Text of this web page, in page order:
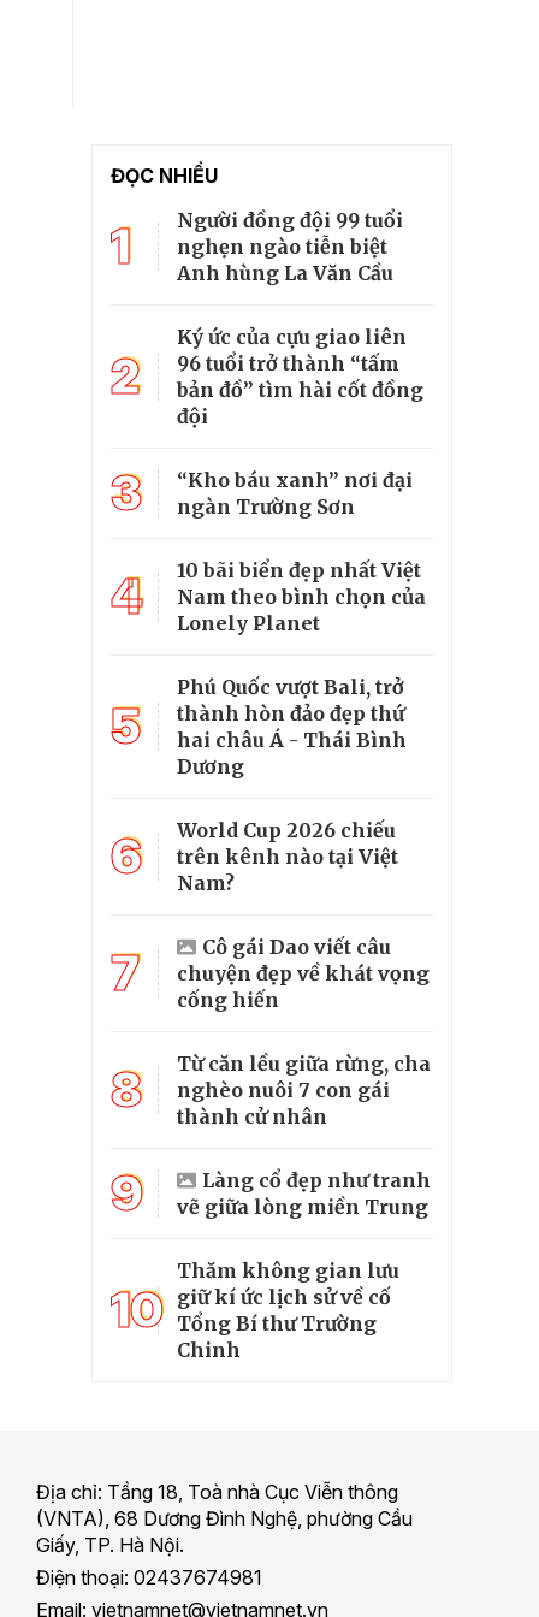
ĐỌC NHIỀU
1
Người đồng đội 99 tuổi
nghẹn ngào tiễn biệt
Anh hùng La Văn Cầu
2
Ký ức của cựu giao liên
96 tuổi trở thành “tấm
bản đồ” tìm hài cốt đồng
đội
3
“Kho báu xanh” nơi đại
ngàn Trường Sơn
4
10 bãi biển đẹp nhất Việt
Nam theo bình chọn của
Lonely Planet
5
Phú Quốc vượt Bali, trở
thành hòn đảo đẹp thứ
hai châu Á - Thái Bình
Dương
6
World Cup 2026 chiếu
trên kênh nào tại Việt
Nam?
7
Cô gái Dao viết câu
chuyện đẹp về khát vọng
cống hiến
8
Từ căn lều giữa rừng, cha
nghèo nuôi 7 con gái
thành cử nhân
9
Làng cổ đẹp như tranh
vẽ giữa lòng miền Trung
10
Thăm không gian lưu
giữ kí ức lịch sử về cố
Tổng Bí thư Trường
Chinh
Địa chỉ: Tầng 18, Toà nhà Cục Viễn thông
(VNTA), 68 Dương Đình Nghệ, phường Cầu
Giấy, TP. Hà Nội.
Điện thoại: 02437674981
Email: vietnamnet@vietnamnet.vn